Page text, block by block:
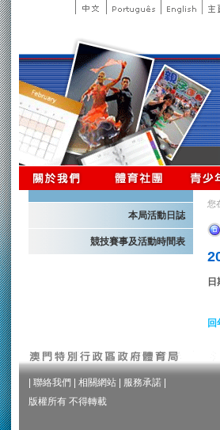
本局活動日誌
競技賽事及活動時間表
您
日
回
聯絡我們 相關網站 服務承諾
版權所有 不得轉載